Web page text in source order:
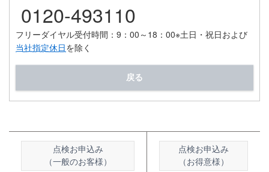
0120-493110
フリーダイヤル受付時間：9：00～18：00※土日・祝日および
当社指定休日を除く
戻る
点検お申込み
（一般のお客様）
点検お申込み
（お得意様）